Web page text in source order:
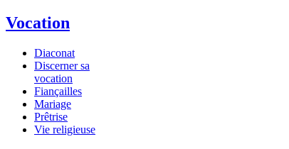
Vocation
Diaconat
Discerner sa
vocation
Fiançailles
Mariage
Prêtrise
Vie religieuse